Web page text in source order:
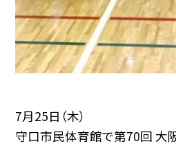
7月25日（木）
守口市民体育館で第70回 大